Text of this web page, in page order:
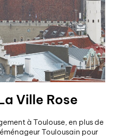
Ville Rose
à Toulouse, en plus de
Toulousain pour